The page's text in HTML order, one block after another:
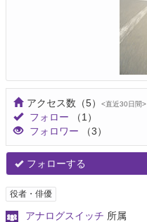
アクセス数 （5） <直近30日間>
フォロー
（1）
フォロワー
（3）
フォローする
役者・俳優
アナログスイッチ 所属